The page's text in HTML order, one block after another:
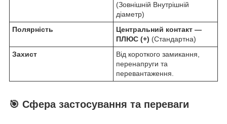
(Зовнішній Внутрішній
діаметр)
Полярність
Центральний контакт —
ПЛЮС (+) (Стандартна)
Захист
Від короткого замикання,
перенапруги та
перевантаження.
🎯 Сфера застосування та переваги